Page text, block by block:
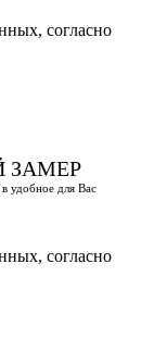
согласно
ЗАМЕР
удобное для Вас
согласно